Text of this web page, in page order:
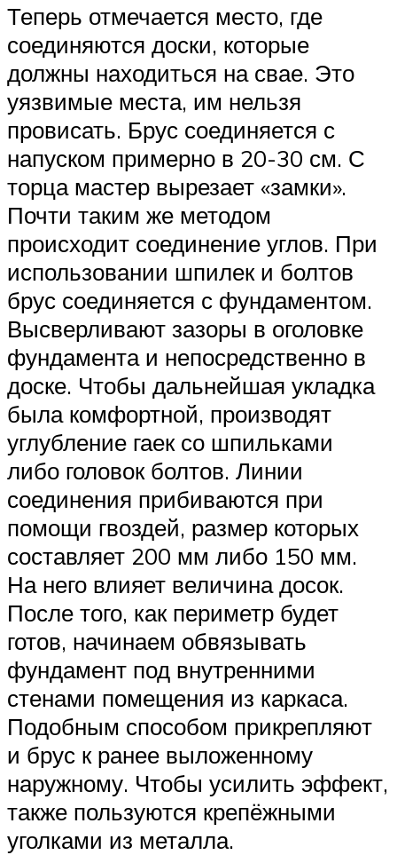
Теперь отмечается место, где
соединяются доски, которые
должны находиться на свае. Это
уязвимые места, им нельзя
провисать. Брус соединяется с
напуском примерно в 20-30 см. С
торца мастер вырезает «замки».
Почти таким же методом
происходит соединение углов. При
использовании шпилек и болтов
брус соединяется с фундаментом.
Высверливают зазоры в оголовке
фундамента и непосредственно в
доске. Чтобы дальнейшая укладка
была комфортной, производят
углубление гаек со шпильками
либо головок болтов. Линии
соединения прибиваются при
помощи гвоздей, размер которых
составляет 200 мм либо 150 мм.
На него влияет величина досок.
После того, как периметр будет
готов, начинаем обвязывать
фундамент под внутренними
стенами помещения из каркаса.
Подобным способом прикрепляют
и брус к ранее выложенному
наружному. Чтобы усилить эффект,
также пользуются крепёжными
уголками из металла.